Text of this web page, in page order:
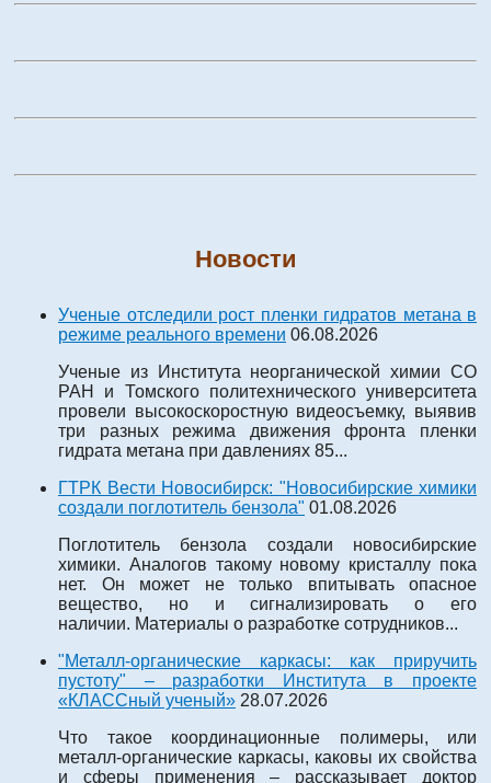
Новости
Ученые отследили рост пленки гидратов метана в
режиме реального времени 06.08.2026
Ученые из Института неорганической химии СО
РАН и Томского политехнического университета
провели высокоскоростную видеосъемку, выявив
три разных режима движения фронта пленки
гидрата метана при давлениях 85...
ГТРК Вести Новосибирск: "Новосибирские химики
создали поглотитель бензола" 01.08.2026
Поглотитель бензола создали новосибирские
химики. Аналогов такому новому кристаллу пока
нет. Он может не только впитывать опасное
вещество, но и сигнализировать о его
наличии. Материалы о разработке сотрудников...
"Металл-органические каркасы: как приручить
пустоту" – разработки Института в проекте
«КЛАССный ученый» 28.07.2026
Что такое координационные полимеры, или
металл-органические каркасы, каковы их свойства
и сферы применения – рассказывает доктор